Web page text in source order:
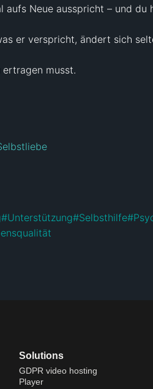
Neue ausspricht – und
er verspricht, ändert sich
ertragen musst.
#Unterstützung#Selbsthilfe#
Solutions
GDPR video hosting
Player